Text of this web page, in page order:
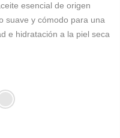
esencial de origen
suave y cómodo para una
e hidratación a la piel seca